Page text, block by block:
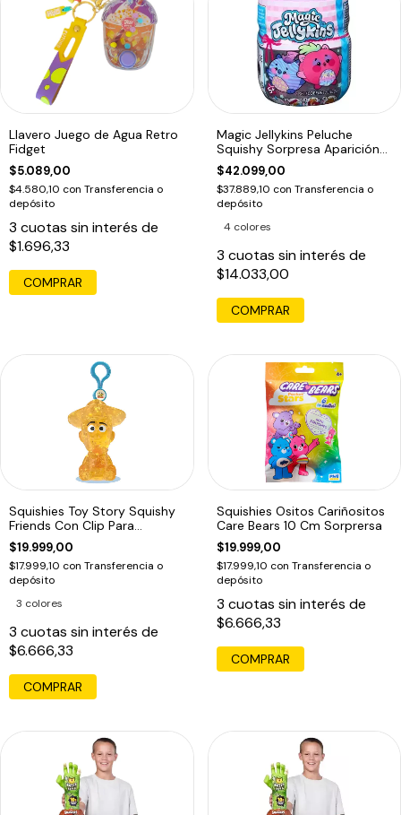
Llavero Juego de Agua Retro
Fidget
$5.089,00
$4.580,10 con Transferencia o
depósito
3 cuotas sin interés de
$1.696,33
COMPRAR
Magic Jellykins Peluche
Squishy Sorpresa Aparición
Mágica Tapa Violeta
$42.099,00
$37.889,10 con Transferencia o
depósito
4 colores
3 cuotas sin interés de
$14.033,00
COMPRAR
Squishies Toy Story Squishy
Friends Con Clip Para
Enganchar Woody
$19.999,00
$17.999,10 con Transferencia o
depósito
3 colores
3 cuotas sin interés de
$6.666,33
COMPRAR
Squishies Ositos Cariñositos
Care Bears 10 Cm Sorprersa
$19.999,00
$17.999,10 con Transferencia o
depósito
3 cuotas sin interés de
$6.666,33